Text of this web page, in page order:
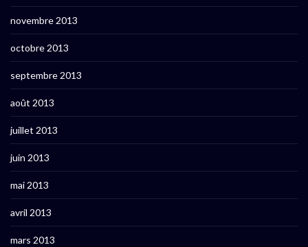
novembre 2013
octobre 2013
septembre 2013
août 2013
juillet 2013
juin 2013
mai 2013
avril 2013
mars 2013